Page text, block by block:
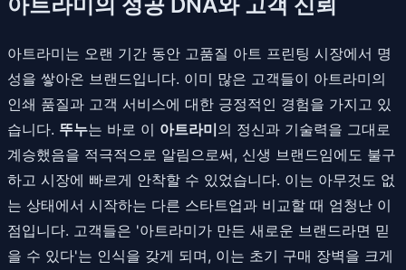
아트라미는 오랜 기간 동안 고품질 아트 프린팅 시장에서 명
성을 쌓아온 브랜드입니다. 이미 많은 고객들이 아트라미의
인쇄 품질과 고객 서비스에 대한 긍정적인 경험을 가지고 있
습니다. 뚜누는 바로 이 아트라미의 정신과 기술력을 그대로
계승했음을 적극적으로 알림으로써, 신생 브랜드임에도 불구
하고 시장에 빠르게 안착할 수 있었습니다. 이는 아무것도 없
는 상태에서 시작하는 다른 스타트업과 비교할 때 엄청난 이
점입니다. 고객들은 '아트라미가 만든 새로운 브랜드라면 믿
을 수 있다'는 인식을 갖게 되며, 이는 초기 구매 장벽을 크게